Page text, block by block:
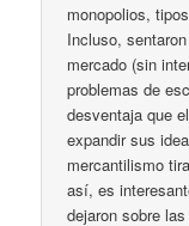
monopolios,
Incluso,
mercado (sin
problemas de
desventaja que
expandir sus
mercantilismo
así, es
dejaron sobre